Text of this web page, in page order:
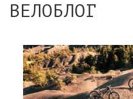
ВЕЛОБЛОГ